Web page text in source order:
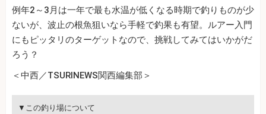
例年2～3月は一年で最も水温が低くなる時期で釣りものが少
ないが、波止の根魚狙いなら手軽で釣果も有望。ルアー入門
にもピッタリのターゲットなので、挑戦してみてはいかがだ
ろう？
＜中西／TSURINEWS関西編集部＞
▼この釣り場について